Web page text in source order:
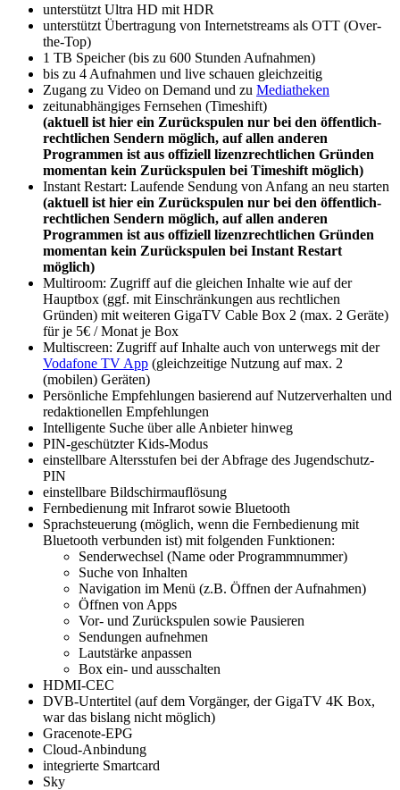
unterstützt Ultra HD mit HDR
unterstützt Übertragung von Internetstreams als OTT (Over-
the-Top)
1 TB Speicher (bis zu 600 Stunden Aufnahmen)
bis zu 4 Aufnahmen und live schauen gleichzeitig
Zugang zu Video on Demand und zu Mediatheken
zeitunabhängiges Fernsehen (Timeshift)
(aktuell ist hier ein Zurückspulen nur bei den öffentlich-
rechtlichen Sendern möglich, auf allen anderen
Programmen ist aus offiziell lizenzrechtlichen Gründen
momentan kein Zurückspulen bei Timeshift möglich)
Instant Restart: Laufende Sendung von Anfang an neu starten
(aktuell ist hier ein Zurückspulen nur bei den öffentlich-
rechtlichen Sendern möglich, auf allen anderen
Programmen ist aus offiziell lizenzrechtlichen Gründen
momentan kein Zurückspulen bei Instant Restart
möglich)
Multiroom: Zugriff auf die gleichen Inhalte wie auf der
Hauptbox (ggf. mit Einschränkungen aus rechtlichen
Gründen) mit weiteren GigaTV Cable Box 2 (max. 2 Geräte)
für je 5€ / Monat je Box
Multiscreen: Zugriff auf Inhalte auch von unterwegs mit der
Vodafone TV App (gleichzeitige Nutzung auf max. 2
(mobilen) Geräten)
Persönliche Empfehlungen basierend auf Nutzerverhalten und
redaktionellen Empfehlungen
Intelligente Suche über alle Anbieter hinweg
PIN-geschützter Kids-Modus
einstellbare Altersstufen bei der Abfrage des Jugendschutz-
PIN
einstellbare Bildschirmauflösung
Fernbedienung mit Infrarot sowie Bluetooth
Sprachsteuerung (möglich, wenn die Fernbedienung mit
Bluetooth verbunden ist) mit folgenden Funktionen:
Senderwechsel (Name oder Programmnummer)
Suche von Inhalten
Navigation im Menü (z.B. Öffnen der Aufnahmen)
Öffnen von Apps
Vor- und Zurückspulen sowie Pausieren
Sendungen aufnehmen
Lautstärke anpassen
Box ein- und ausschalten
HDMI-CEC
DVB-Untertitel (auf dem Vorgänger, der GigaTV 4K Box,
war das bislang nicht möglich)
Gracenote-EPG
Cloud-Anbindung
integrierte Smartcard
Sky